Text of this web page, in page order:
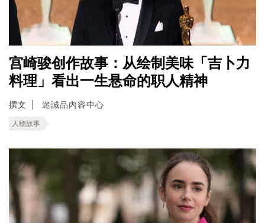
宫崎骏创作故事：从绘制美味「吉卜力
料理」看出一生悬命的职人精神
撰文 迷誠品內容中心
人物故事